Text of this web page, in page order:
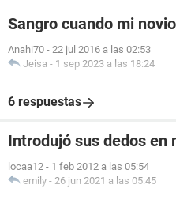
Sangro cuando mi
Anahi70 - 22 jul 2016 a las 02:53
Jeisa - 1 sep 2023 a las 18:24
6 respuestas
Introdujó sus dedos en
locaa12 - 1 feb 2012 a las 05:54
emily - 26 jun 2021 a las 05:45